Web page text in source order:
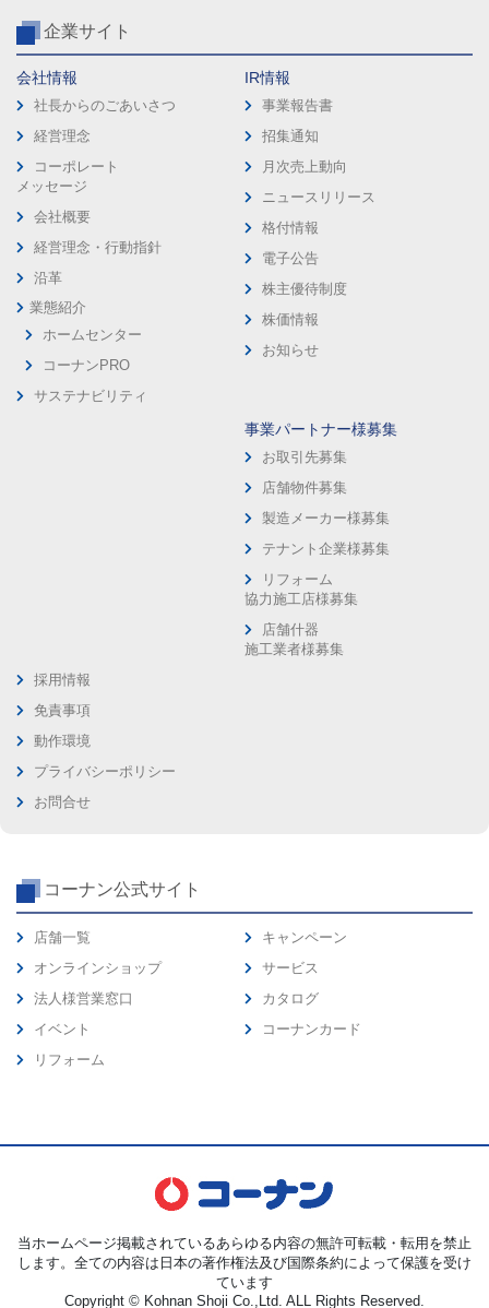
企業サイト
会社情報
社長からのごあいさつ
経営理念
コーポレート
メッセージ
会社概要
経営理念・行動指針
沿革
業態紹介
ホームセンター
コーナンPRO
サステナビリティ
IR情報
事業報告書
招集通知
月次売上動向
ニュースリリース
格付情報
電子公告
株主優待制度
株価情報
お知らせ
事業パートナー様募集
お取引先募集
店舗物件募集
製造メーカー様募集
テナント企業様募集
リフォーム
協力施工店様募集
店舗什器
施工業者様募集
採用情報
免責事項
動作環境
プライバシーポリシー
お問合せ
コーナン公式サイト
店舗一覧
オンラインショップ
法人様営業窓口
イベント
リフォーム
キャンペーン
サービス
カタログ
コーナンカード
当ホームページ掲載されているあらゆる内容の無許可転載・転用を禁止
します。全ての内容は日本の著作権法及び国際条約によって保護を受け
ています
Copyright © Kohnan Shoji Co.,Ltd. ALL Rights Reserved.